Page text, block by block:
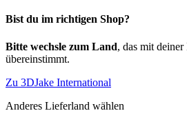
Bist du im richtigen Shop?
Bitte wechsle zum Land, das mit deiner
übereinstimmt.
Zu 3DJake International
Anderes Lieferland wählen